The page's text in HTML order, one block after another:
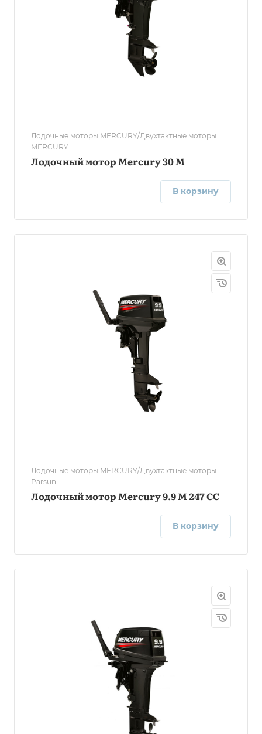
Лодочные моторы MERCURY/Двухтактные моторы
MERCURY
Лодочный мотор Mercury 30 M
В корзину
Лодочные моторы MERCURY/Двухтактные моторы
Parsun
Лодочный мотор Mercury 9.9 M 247 CC
В корзину